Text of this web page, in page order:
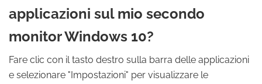
applicazioni sul mio secondo
monitor Windows 10?
Fare clic con il tasto destro sulla barra delle applicazioni
e selezionare "Impostazioni" per visualizzare le